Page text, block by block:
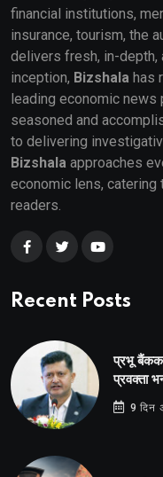
financial institutions,
insurance, tourism, the
delivers fresh, in-depth,
inception, Bizshala has
leading economic
seasoned and
to delivering
Bizshala approaches
economic lens,
readers.
Recent Posts
प्रभू
प्रवक्ता
9 दिन